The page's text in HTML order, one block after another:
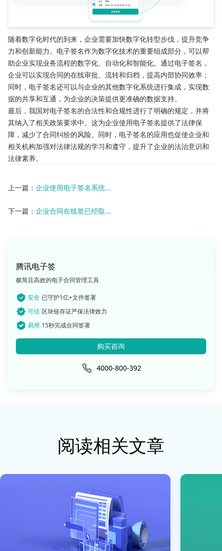
随着数字化时代的到来，企业需要加快数字化转型步伐，提升竞争
力和创新能力。电子签名作为数字化技术的重要组成部分，可以帮
助企业实现业务流程的数字化、自动化和智能化。通过电子签名，
企业可以实现合同的在线审批、流转和归档，提高内部协同效率；
同时，电子签名还可以与企业的其他数字化系统进行集成，实现数
据的共享和互通，为企业的决策提供更准确的数据支持。
最后，我国对电子签名的合法性和合规性进行了明确的规定，并将
其纳入了相关政策要求中。这为企业使用电子签名提供了法律保
障，减少了合同纠纷的风险。同时，电子签名的应用也促使企业和
相关机构加强对法律法规的学习和遵守，提升了企业的法治意识和
法律素养。
上一篇： 企业使用电子签名系统...
下一篇： 企业合同在线签已经取...
腾讯电子签
极简且高效的电子合同管理工具
安全 已守护1亿+文件签署
可信 区块链存证严保法律效力
易用 15秒完成合同签署
购买咨询
4000-800-392
阅读相关文章